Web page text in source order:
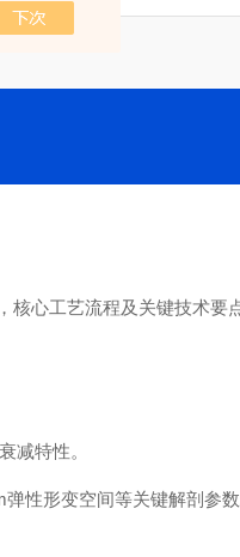
心工艺流程及关键技术要
减特性。
性形变空间等关键解剖参数